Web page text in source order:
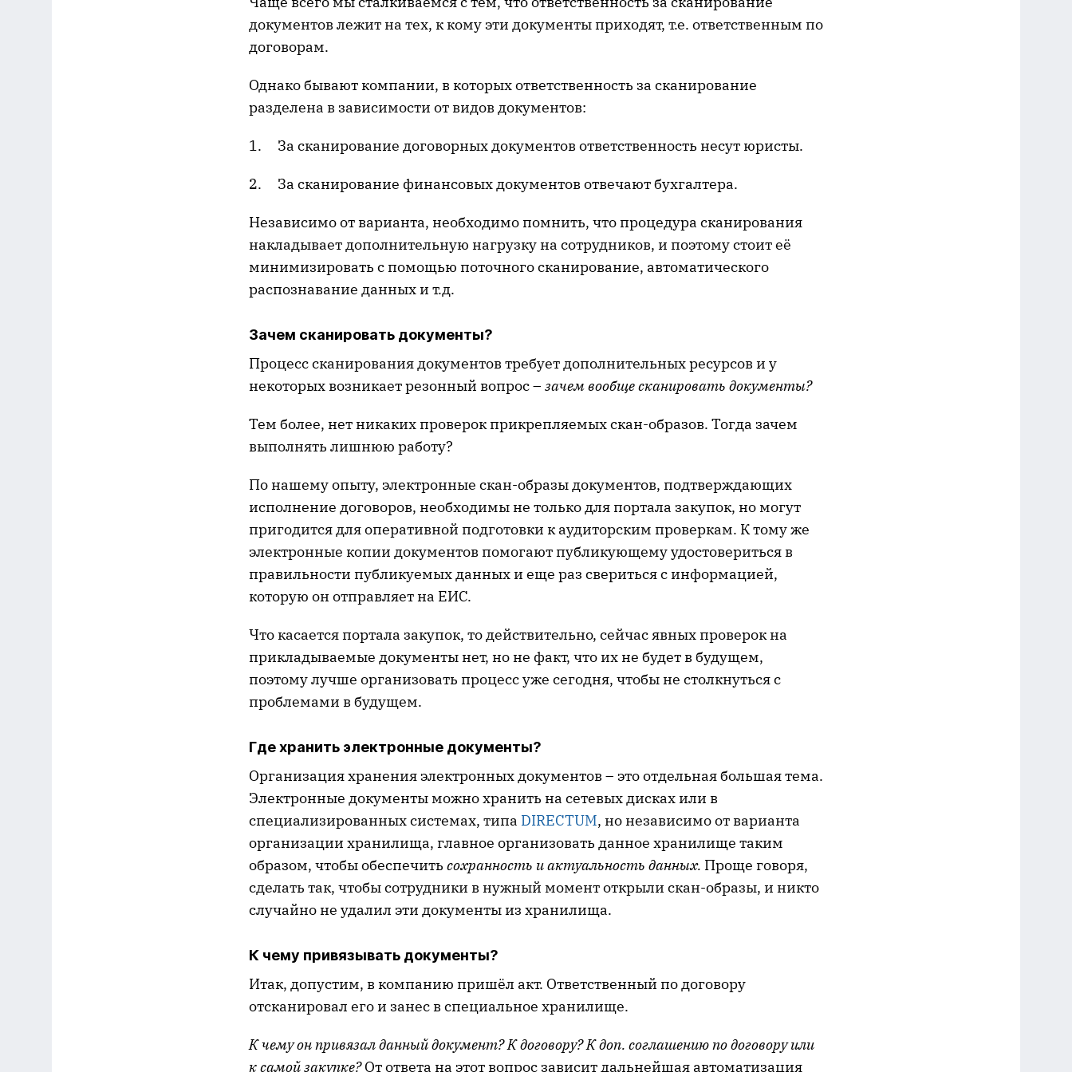
документов лежит на тех, к кому эти документы приходят, т.е. ответственным по
договорам.
Однако бывают компании, в которых ответственность за сканирование
разделена в зависимости от видов документов:
1. За сканирование договорных документов ответственность несут юристы.
2. За сканирование финансовых документов отвечают бухгалтера.
Независимо от варианта, необходимо помнить, что процедура сканирования
накладывает дополнительную нагрузку на сотрудников, и поэтому стоит её
минимизировать с помощью поточного сканирование, автоматического
распознавание данных и т.д.
Зачем сканировать документы?
Процесс сканирования документов требует дополнительных ресурсов и у
некоторых возникает резонный вопрос – зачем вообще сканировать документы?
Тем более, нет никаких проверок прикрепляемых скан-образов. Тогда зачем
выполнять лишнюю работу?
По нашему опыту, электронные скан-образы документов, подтверждающих
исполнение договоров, необходимы не только для портала закупок, но могут
пригодится для оперативной подготовки к аудиторским проверкам. К тому же
электронные копии документов помогают публикующему удостовериться в
правильности публикуемых данных и еще раз свериться с информацией,
которую он отправляет на ЕИС.
Что касается портала закупок, то действительно, сейчас явных проверок на
прикладываемые документы нет, но не факт, что их не будет в будущем,
поэтому лучше организовать процесс уже сегодня, чтобы не столкнуться с
проблемами в будущем.
Где хранить электронные документы?
Организация хранения электронных документов – это отдельная большая тема.
Электронные документы можно хранить на сетевых дисках или в
специализированных системах, типа DIRECTUM, но независимо от варианта
организации хранилища, главное организовать данное хранилище таким
образом, чтобы обеспечить сохранность и актуальность данных. Проще говоря,
сделать так, чтобы сотрудники в нужный момент открыли скан-образы, и никто
случайно не удалил эти документы из хранилища.
К чему привязывать документы?
Итак, допустим, в компанию пришёл акт. Ответственный по договору
отсканировал его и занес в специальное хранилище.
К чему он привязал данный документ? К договору? К доп. соглашению по договору или
к самой закупке?От ответа на этот вопрос зависит дальнейшая автоматизация